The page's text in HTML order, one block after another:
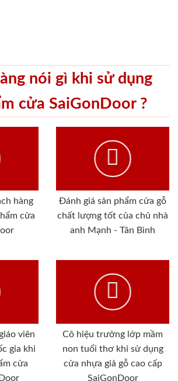
nói gì khi sử dụng
cửa SaiGonDoor ?
hàng
cửa
Đánh giá sản phẩm cửa gỗ
chất lượng tốt của chủ nhà
anh Mạnh - Tân Bình
viên
gia khi
cửa
Cô hiệu trưởng lớp mầm
non tuổi thơ khi sử dụng
cửa nhựa giả gỗ cao cấp
SaiGonDoor